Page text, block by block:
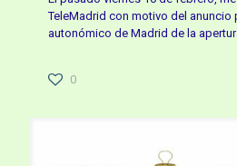
TeleMadrid con motivo del anuncio
autonómico de Madrid de la
0